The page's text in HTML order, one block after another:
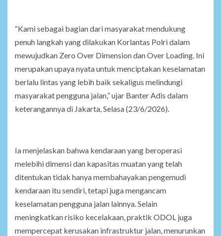
“Kami sebagai bagian dari masyarakat mendukung
penuh langkah yang dilakukan Korlantas Polri dalam
mewujudkan Zero Over Dimension dan Over Loading. Ini
merupakan upaya nyata untuk menciptakan keselamatan
berlalu lintas yang lebih baik sekaligus melindungi
masyarakat pengguna jalan,” ujar Banter Adis dalam
keterangannya di Jakarta, Selasa (23/6/2026).
Ia menjelaskan bahwa kendaraan yang beroperasi
melebihi dimensi dan kapasitas muatan yang telah
ditentukan tidak hanya membahayakan pengemudi
kendaraan itu sendiri, tetapi juga mengancam
keselamatan pengguna jalan lainnya. Selain
meningkatkan risiko kecelakaan, praktik ODOL juga
mempercepat kerusakan infrastruktur jalan, menurunkan